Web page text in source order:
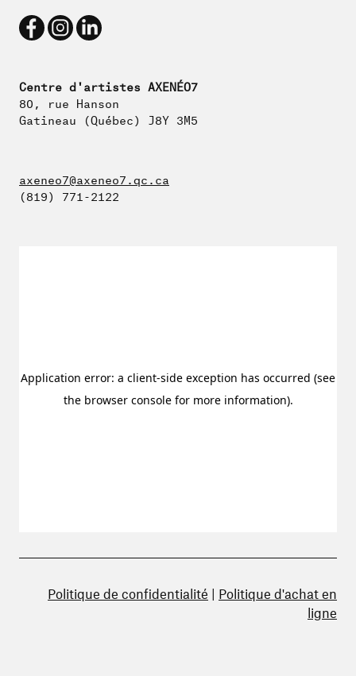
Centre d'artistes AXENÉO7
80, rue Hanson
Gatineau (Québec) J8Y 3M5
axeneo7@axeneo7.qc.ca
(819) 771-2122
Politique de confidentialité | Politique d'achat en
ligne